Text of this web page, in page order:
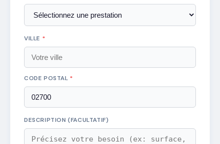
VILLE *
CODE POSTAL *
DESCRIPTION (FACULTATIF)